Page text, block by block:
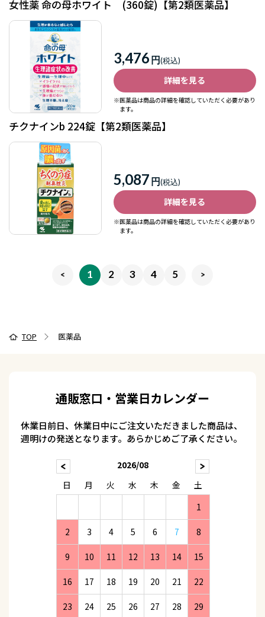
女性薬 命の母ホワイト (360錠)【第2類医薬品】
3,476 円
詳細を見る
※医薬品は商品の詳細を確認していただく必要があり
ます。
チクナインb 224錠【第2類医薬品】
5,087 円
詳細を見る
※医薬品は商品の詳細を確認していただく必要があり
ます。
1 2 3 4 5
TOP 医薬品
通販窓口・営業日カレンダー
休業日前日、休業日中にご注文いただきました商品は、
週明けの発送となります。あらかじめご了承ください。
2026/08
日
月 火 水 木 金
土
1
2 3 4 5 6 7 8
9 10 11 12 13 14 15
16 17 18 19 20 21 22
23 24 25 26 27 28 29